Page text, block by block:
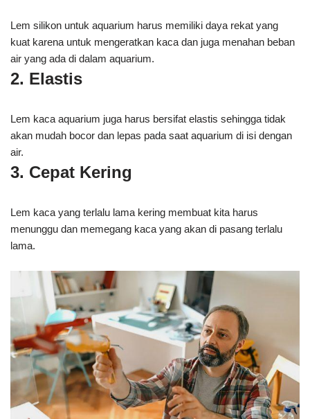
Lem silikon untuk aquarium harus memiliki daya rekat yang
kuat karena untuk mengeratkan kaca dan juga menahan beban
air yang ada di dalam aquarium.
2. Elastis
Lem kaca aquarium juga harus bersifat elastis sehingga tidak
akan mudah bocor dan lepas pada saat aquarium di isi dengan
air.
3. Cepat Kering
Lem kaca yang terlalu lama kering membuat kita harus
menunggu dan memegang kaca yang akan di pasang terlalu
lama.